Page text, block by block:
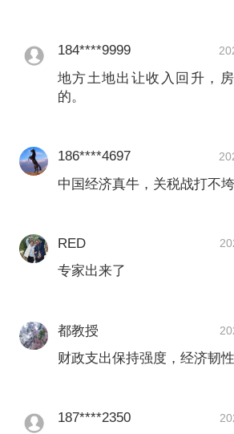
上图来自中国银河证券
尽管收入有所下滑，但积
前发力，财政支出保持一
根据财政部数据，1—4月
共预算支出93581亿
4.6%。全国政府性基金
184****9999
地方土地出让收入回升，
的。
186****4697
中国经济真牛，关税战打不垮
RED
专家出来了
都教授
财政支出保持强度，经济韧性
187****2350